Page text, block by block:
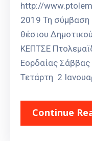
http://
2019 Τη σύμβαση
θέσιου
ΚΕΠΤΣΕ
Εορδαίας
Τετάρτη 2
Continue